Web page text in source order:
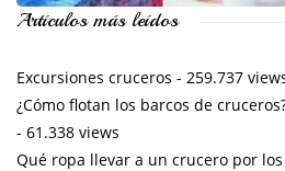
Artículos más leídos
Excursiones cruceros - 259.737
¿Cómo flotan los barcos de
- 61.338 views
Qué ropa llevar a un crucero por